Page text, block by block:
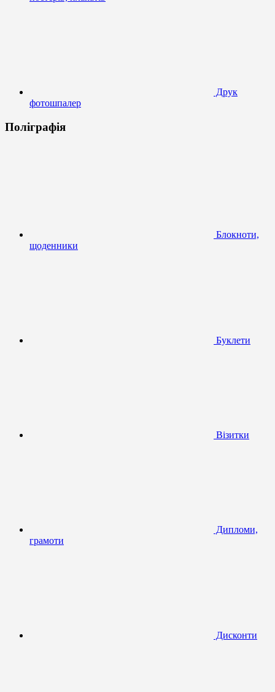
Друк
фотошпалер
Поліграфія
Блокноти,
щоденники
Буклети
Візитки
Дипломи,
грамоти
Дисконти